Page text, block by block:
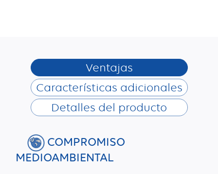
Ventajas
Características adicionales
Detalles del producto
COMPROMISO
MEDIOAMBIENTAL